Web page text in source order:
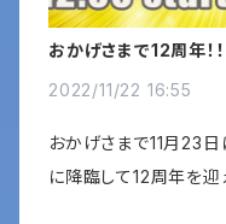
おかげさまで12周年！！
2022/11/22 16:55
おかげさまで11月23日
に降臨して12周年を迎